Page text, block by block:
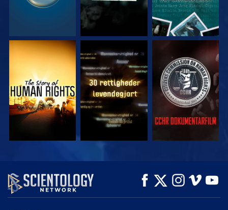
SE SE SE
SE UDFORSK SERIEN